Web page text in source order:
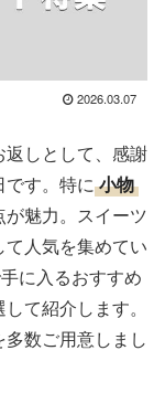
2026.03.07
しとして、感謝
す。特に 小物
魅力。スイーツ
人気を集めてい
に入るおすすめ
て紹介します。
数ご用意しまし